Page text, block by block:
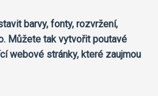
barvy, fonty, rozvržení,
Můžete tak vytvořit poutavé
webové stránky, které zaujmou